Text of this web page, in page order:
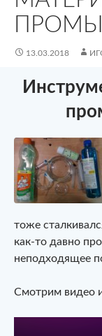
13.03.2018
тоже
как-то давно
неподходящее
Смотрим видео